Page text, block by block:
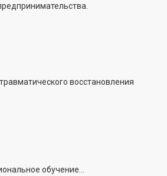
восстановления
обучение...